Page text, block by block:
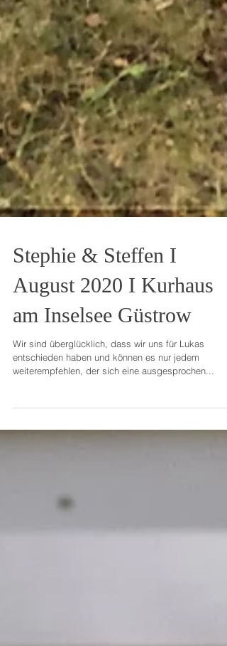
Stephie & Steffen I
August 2020 I Kurhaus
am Inselsee Güstrow
Wir sind überglücklich, dass wir uns für Lukas
weiterempfehlen, der sich eine ausgesprochen...